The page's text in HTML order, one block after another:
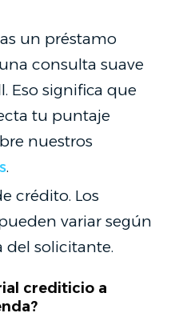
un préstamo
consulta suave
Eso significa que
tu puntaje
nuestros
.
crédito. Los
variar según
del solicitante.
crediticio a